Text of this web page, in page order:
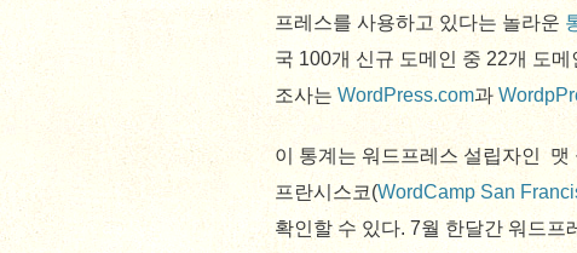
프레스를 사용하고 있다는 놀라운
국 100개 신규 도메인 중 22개 도
조사는 WordPress.com과
이 통계는 워드프레스 설립자인 맷
프란시스코(WordCamp San
확인할 수 있다. 7월 한달간 워드